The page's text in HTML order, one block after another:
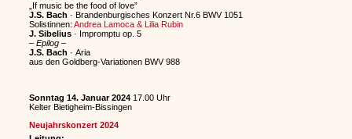
„If music be the food of love”
J.S. Bach · Brandenburgisches Konzert Nr.6 BWV 1051
Solistinnen: Andrea Lamoca & Lilia Rubin
J. Sibelius· Impromptu op. 5
– Epilog –
J.S. Bach · Aria
aus den Goldberg-Variationen BWV 988
Sonntag 14. Januar 202417.00 Uhr
Kelter Bietigheim-Bissingen
Neujahrskonzert 2024